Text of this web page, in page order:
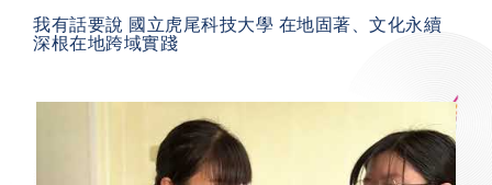
我有話要說 國立虎尾科技大學 在地固著、文化永續
深根在地跨域實踐